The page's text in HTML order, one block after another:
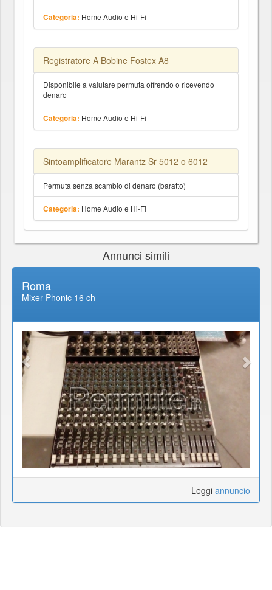
Categoria: Home Audio e Hi-Fi
Registratore A Bobine Fostex A8
Disponibile a valutare permuta offrendo o ricevendo
denaro
Categoria: Home Audio e Hi-Fi
Sintoamplificatore Marantz Sr 5012 o 6012
Permuta senza scambio di denaro (baratto)
Categoria: Home Audio e Hi-Fi
Annunci simili
Roma
Mixer Phonic 16 ch
Leggi annuncio